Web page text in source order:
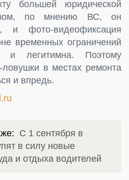
большей юридической
по мнению ВС, он
и фото-видеофиксация
временных ограничений
и легитимна. Поэтому
в местах ремонта
и впредь.
С 1 сентября в
в силу новые
и отдыха водителей